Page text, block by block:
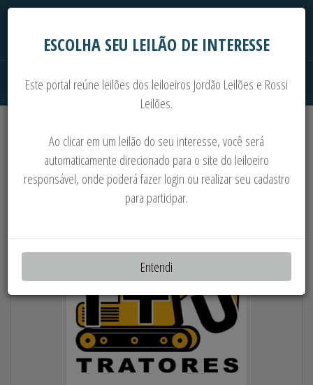
Imoveis Máquinas Sucata
MÁQUINAS E COMPONENTES DIVERSOS
ESCOLHA SEU LEILÃO DE INTERESSE
Este portal reúne leilões dos leiloeiros Jordão Leilões e Rossi
Leilões.
Ao clicar em um leilão do seu interesse, você será
automaticamente direcionado para o site do leiloeiro
responsável, onde poderá fazer login ou realizar seu cadastro
para participar.
Entendi